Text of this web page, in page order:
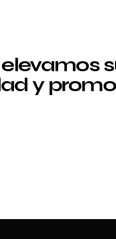
y